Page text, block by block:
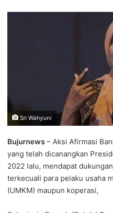
Sri Wahyuni
Bujurnews – Aksi Afirmasi
yang telah dicanangkan
2022 lalu, mendapat
terkecuali para pelaku usaha
(UMKM) maupun koperasi,